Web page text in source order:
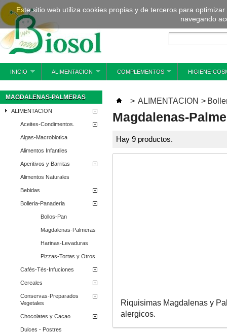
INICIO ALIMENTACION COMPLEMENTOS HIGIENE-
MAGDALENAS-PALMERAS
ALIMENTACION
Aceites-Condimentos.
Algas-Macrobiotica
Alimentos Infantiles
Aperitivos y Barritas
Alimentos Naturales
Bebidas
Bolleria-Panaderia
Bollos-Pan
Magdalenas-Palmeras
Harinas-Levaduras
Pizzas-Tortas y Otros
Cafés-Tés-Infuciones
Cereales
Conservas-Preparados
Vegetales
Chocolates y Cacao
Dulces - Postres
> ALIMENTACION >
Magdalenas-
Hay 9 productos.
Riquisimas Magdalenas y
alergicos.
Este sitio web utiliza cookies propias y de terceros para
navegando